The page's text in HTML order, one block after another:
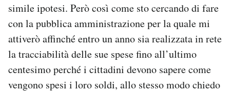
simile ipotesi. Però così come sto cercando di fare
con la pubblica amministrazione per la quale mi
attiverò affinché entro un anno sia realizzata in rete
la tracciabilità delle sue spese fino all’ultimo
centesimo perché i cittadini devono sapere come
vengono spesi i loro soldi, allo stesso modo chiedo